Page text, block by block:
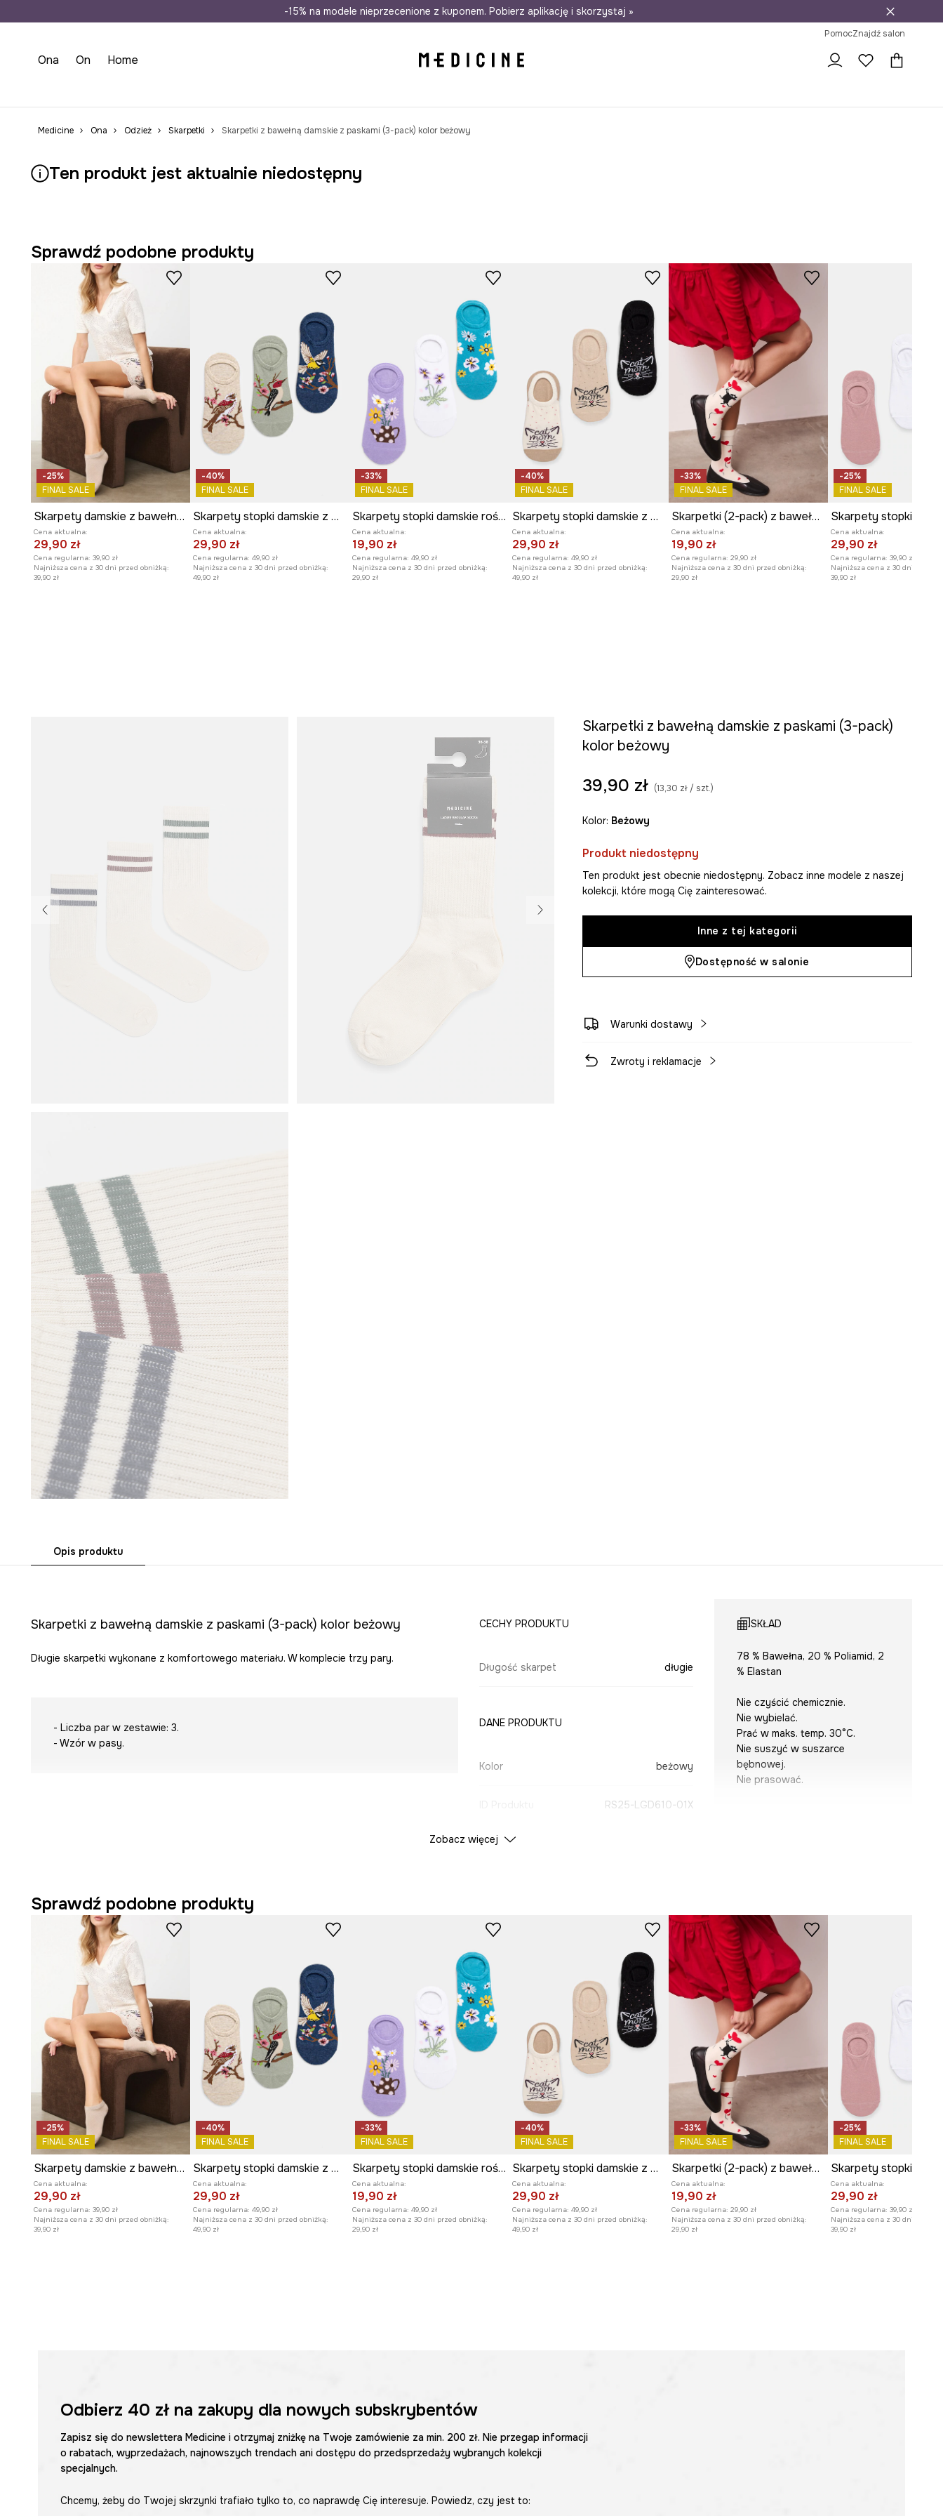
Wysyłka nawet w 24h Darmowa dostawa do salonów 30 dni na zwrot
-15% na modele nieprzecenione z kuponem. Pobierz aplikację i skorzystaj »
PomocZnajdź salon
Ona On Home
Medicine Ona Odzież Skarpetki Skarpetki z bawełną damskie z paskami (3-pack) kolor beżowy
Ten produkt jest aktualnie niedostępny
Sprawdź podobne produkty
-25%
FINAL SALE
Skarpety damskie z bawełną gładkie 3-pack
Cena aktualna:
29,90 zł
Cena regularna: 39,90 zł
Najniższa cena z 30 dni przed obniżką:
39,90 zł
-40%
FINAL SALE
Skarpety stopki damskie z motywem zwierzęcym 3-pack
Cena aktualna:
29,90 zł
Cena regularna: 49,90 zł
Najniższa cena z 30 dni przed obniżką:
49,90 zł
-33%
FINAL SALE
Skarpety stopki damskie roślinne 3-pack
Cena aktualna:
19,90 zł
Cena regularna: 49,90 zł
Najniższa cena z 30 dni przed obniżką:
29,90 zł
-40%
FINAL SALE
Skarpety stopki damskie z motywem zwierzęcym 3-pack
Cena aktualna:
29,90 zł
Cena regularna: 49,90 zł
Najniższa cena z 30 dni przed obniżką:
49,90 zł
-33%
FINAL SALE
Skarpetki (2-pack) z bawełną damskie z kolekcji Valentine’s Day
Cena aktualna:
19,90 zł
Cena regularna: 29,90 zł
Najniższa cena z 30 dni przed obniżką:
29,90 zł
-25%
FINAL SALE
Cena aktualna:
29,90 zł
Cena regularna: 39,90 zł
Najniższa cena z 30 dni przed
39,90 zł
Skarpetki z bawełną damskie z paskami (3-pack)
kolor beżowy
39,90 zł (13,30 zł / szt.)
Kolor: beżowy
Produkt niedostępny
Ten produkt jest obecnie niedostępny. Zobacz inne modele z naszej
kolekcji, które mogą Cię zainteresować.
Inne z tej kategorii
Dostępność w salonie
Warunki dostawy
Zwroty i reklamacje
Opis produktu
Skarpetki z bawełną damskie z paskami (3-pack) kolor beżowy
Długie skarpetki wykonane z komfortowego materiału. W komplecie trzy pary.
- Liczba par w zestawie: 3.
- Wzór w pasy.
CECHY PRODUKTU
Długość skarpet długie
DANE PRODUKTU
Kolor beżowy
RS25-LGD610-01X
SKŁAD
78 % Bawełna, 20 % Poliamid, 2
% Elastan
Nie czyścić chemicznie.
Nie wybielać.
Prać w maks. temp. 30°C.
Nie suszyć w suszarce
bębnowej.
Nie prasować.
Zobacz więcej
Sprawdź podobne produkty
-25%
FINAL SALE
Skarpety damskie z bawełną gładkie 3-pack
Cena aktualna:
29,90 zł
Cena regularna: 39,90 zł
Najniższa cena z 30 dni przed obniżką:
39,90 zł
-40%
FINAL SALE
Skarpety stopki damskie z motywem zwierzęcym 3-pack
Cena aktualna:
29,90 zł
Cena regularna: 49,90 zł
Najniższa cena z 30 dni przed obniżką:
49,90 zł
-33%
FINAL SALE
Skarpety stopki damskie roślinne 3-pack
Cena aktualna:
19,90 zł
Cena regularna: 49,90 zł
Najniższa cena z 30 dni przed obniżką:
29,90 zł
-40%
FINAL SALE
Skarpety stopki damskie z motywem zwierzęcym 3-pack
Cena aktualna:
29,90 zł
Cena regularna: 49,90 zł
Najniższa cena z 30 dni przed obniżką:
49,90 zł
-33%
FINAL SALE
Skarpetki (2-pack) z bawełną damskie z kolekcji Valentine’s Day
Cena aktualna:
19,90 zł
Cena regularna: 29,90 zł
Najniższa cena z 30 dni przed obniżką:
29,90 zł
-25%
FINAL SALE
Cena aktualna:
29,90 zł
Cena regularna: 39,90 zł
Najniższa cena z 30 dni przed
39,90 zł
Odbierz 40 złna zakupy dla nowych subskrybentów
Zapisz się do newslettera Medicine i otrzymaj zniżkę na Twoje zamówienie za min. 200 zł. Nie przegap informacji
o rabatach, wyprzedażach, najnowszych trendach ani dostępu do przedsprzedaży wybranych kolekcji
specjalnych.
Chcemy, żeby do Twojej skrzynki trafiało tylko to, co naprawdę Cię interesuje. Powiedz, czy jest to: